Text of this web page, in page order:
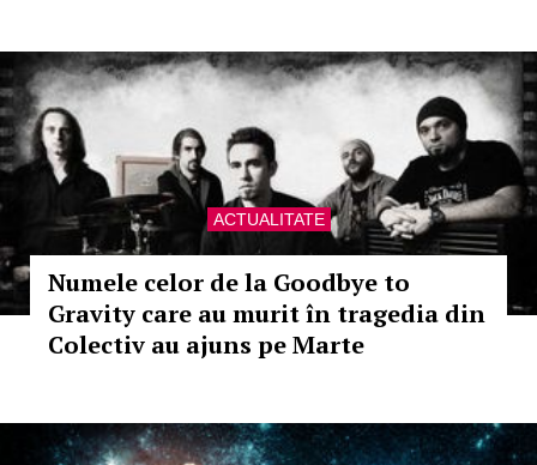
ACTUALITATE
Numele celor de la Goodbye to
Gravity care au murit în tragedia din
Colectiv au ajuns pe Marte